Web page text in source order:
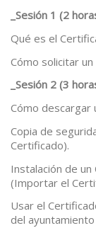
_Sesión 1 (2
Qué es el
Cómo solicitar
_Sesión 2 (3
Cómo descargar
Copia de
Certificado).
Instalación de
(Importar el
Usar el
del